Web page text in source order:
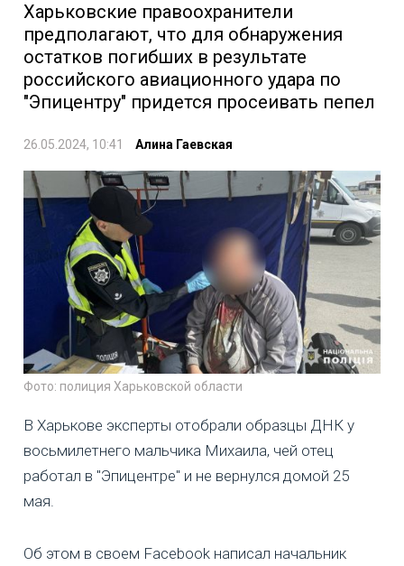
Харьковские правоохранители
предполагают, что для обнаружения
остатков погибших в результате
российского авиационного удара по
"Эпицентру" придется просеивать пепел
26.05.2024, 10:41 Алина Гаевская
Фото: полиция Харьковской области
В Харькове эксперты отобрали образцы ДНК у
восьмилетнего мальчика Михаила, чей отец
работал в "Эпицентре" и не вернулся домой 25
мая.
Об этом в своем Facebook написал начальник